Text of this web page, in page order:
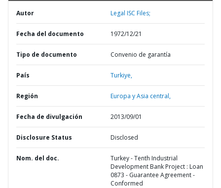
Autor Legal ISC Files;
Fecha del documento 1972/12/21
Tipo de documento Convenio de garantía
País Turkiye,
Región Europa y Asia central,
Fecha de divulgación 2013/09/01
Disclosure Status Disclosed
Nom. del doc.
Turkey - Tenth Industrial
Development Bank Project : Loan
0873 - Guarantee Agreement -
Conformed